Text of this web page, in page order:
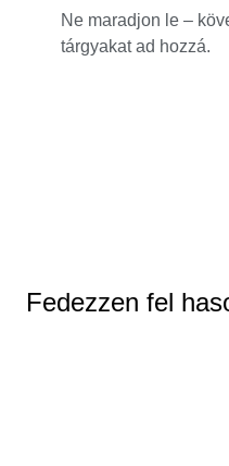
Ne maradjon le –
tárgyakat ad hozzá.
Fedezzen fel